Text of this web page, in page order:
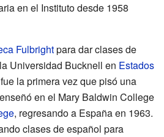
en el Instituto desde 1958
Fulbrightpara dar clases de
Universidad Bucknell en Estados
la primera vez que pisó una
en el Mary Baldwin College
, regresando a España en 1963.
clases de español para